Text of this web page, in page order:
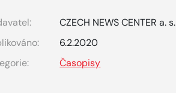
CZECH NEWS CENTER a. s.
6.2.2020
Časopisy